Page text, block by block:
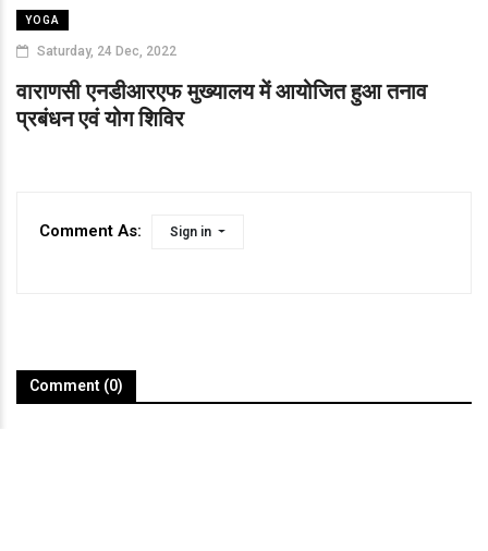
YOGA
Saturday, 24 Dec, 2022
वाराणसी एनडीआरएफ मुख्यालय में आयोजित हुआ तनाव
प्रबंधन एवं योग शिविर
Comment As: Sign in
Comment (0)